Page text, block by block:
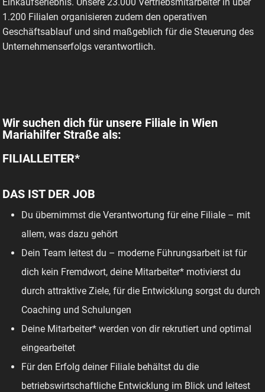
1.200 Filialen organisieren zudem den operativen
Geschäftsablauf und sind maßgeblich für die Steuerung des
Unternehmenserfolgs verantwortlich.
Wir suchen dich für unsere Filiale in Wien
Mariahilfer Straße als:
FILIALLEITER*
DAS IST DER JOB
Du übernimmst die Verantwortung für eine Filiale – mit
allem, was dazu gehört
Dein Team leitest du – moderne Führungsarbeit ist für
dich kein Fremdwort, deine Mitarbeiter* motivierst du
durch attraktive Ziele, für die Entwicklung sorgst du durch
Coaching und Schulungen
Deine Mitarbeiter* werden von dir rekrutiert und optimal
eingearbeitet
Für den Erfolg deiner Filiale behältst du die
betriebswirtschaftliche Entwicklung im Blick und leitest